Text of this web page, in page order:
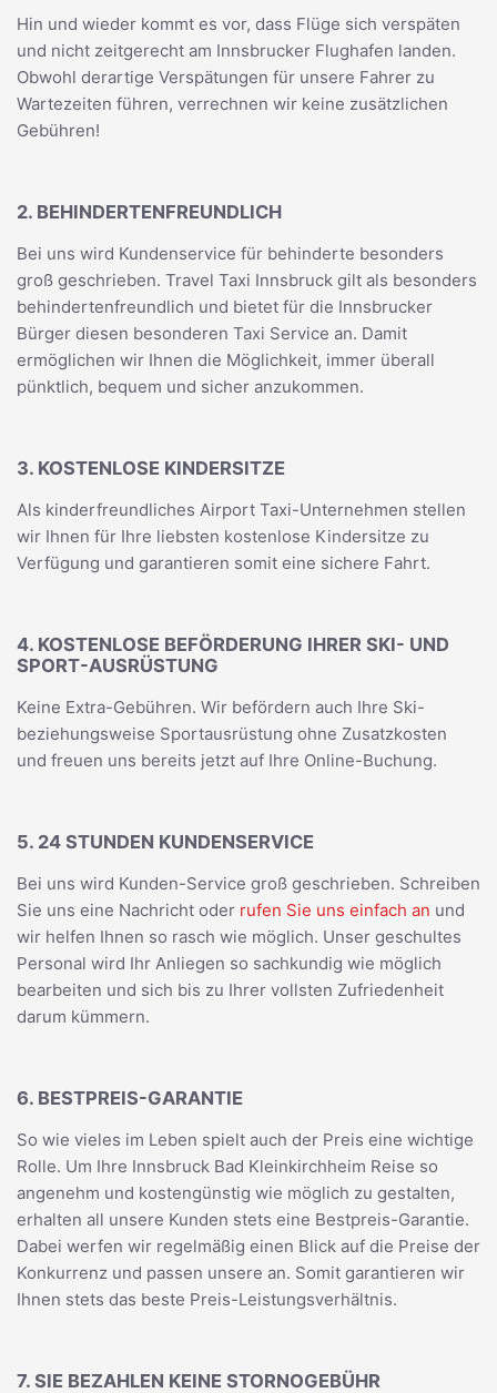
Hin und wieder kommt es vor, dass Flüge sich verspäten
und nicht zeitgerecht am Innsbrucker Flughafen landen.
Obwohl derartige Verspätungen für unsere Fahrer zu
Wartezeiten führen, verrechnen wir keine zusätzlichen
Gebühren!
2. BEHINDERTENFREUNDLICH
Bei uns wird Kundenservice für behinderte besonders
groß geschrieben. Travel Taxi Innsbruck gilt als besonders
behindertenfreundlich und bietet für die Innsbrucker
Bürger diesen besonderen Taxi Service an. Damit
ermöglichen wir Ihnen die Möglichkeit, immer überall
pünktlich, bequem und sicher anzukommen.
3. KOSTENLOSE KINDERSITZE
Als kinderfreundliches Airport Taxi-Unternehmen stellen
wir Ihnen für Ihre liebsten kostenlose Kindersitze zu
Verfügung und garantieren somit eine sichere Fahrt.
4. KOSTENLOSE BEFÖRDERUNG IHRER SKI- UND
SPORT-AUSRÜSTUNG
Keine Extra-Gebühren. Wir befördern auch Ihre Ski-
beziehungsweise Sportausrüstung ohne Zusatzkosten
und freuen uns bereits jetzt auf Ihre Online-Buchung.
5. 24 STUNDEN KUNDENSERVICE
Bei uns wird Kunden-Service groß geschrieben. Schreiben
Sie uns eine Nachricht oder rufen Sie uns einfach an und
wir helfen Ihnen so rasch wie möglich. Unser geschultes
Personal wird Ihr Anliegen so sachkundig wie möglich
bearbeiten und sich bis zu Ihrer vollsten Zufriedenheit
darum kümmern.
6. BESTPREIS-GARANTIE
So wie vieles im Leben spielt auch der Preis eine wichtige
Rolle. Um Ihre Innsbruck Bad Kleinkirchheim Reise so
angenehm und kostengünstig wie möglich zu gestalten,
erhalten all unsere Kunden stets eine Bestpreis-Garantie.
Dabei werfen wir regelmäßig einen Blick auf die Preise der
Konkurrenz und passen unsere an. Somit garantieren wir
Ihnen stets das beste Preis-Leistungsverhältnis.
7. SIE BEZAHLEN KEINE STORNOGEBÜHR